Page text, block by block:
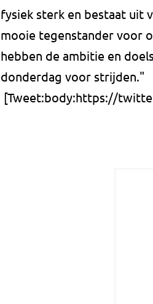
fysiek sterk en bestaat uit
mooie tegenstander voor
hebben de ambitie en
donderdag voor strijden."
[Tweet:body:https://